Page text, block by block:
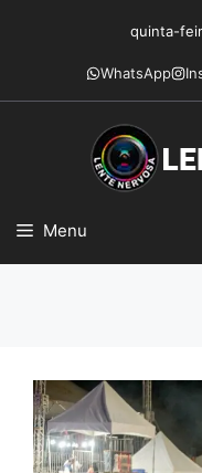
conteúdo
quinta-
WhatsApp
Menu